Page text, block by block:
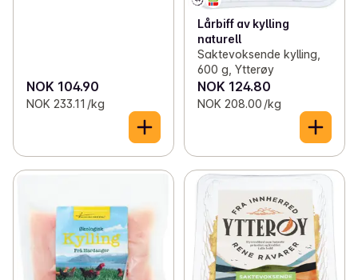
NOK 104.90
NOK 233.11 /kg
Lårbiff av kylling
naturell
Saktevoksende kylling,
600 g, Ytterøy
NOK 124.80
NOK 208.00 /kg